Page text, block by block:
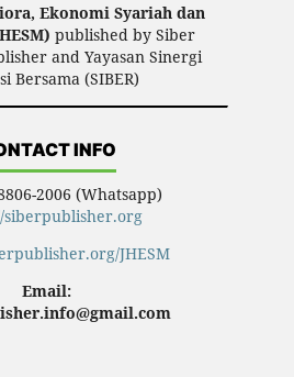
Ekonomi Syariah dan
published by Siber
and Yayasan Sinergi
Bersama (SIBER)
INFO
2006 (Whatsapp)
siberpublisher.org
JHESM
Email: